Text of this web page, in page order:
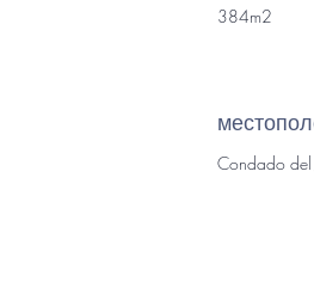
384m2
Condado del